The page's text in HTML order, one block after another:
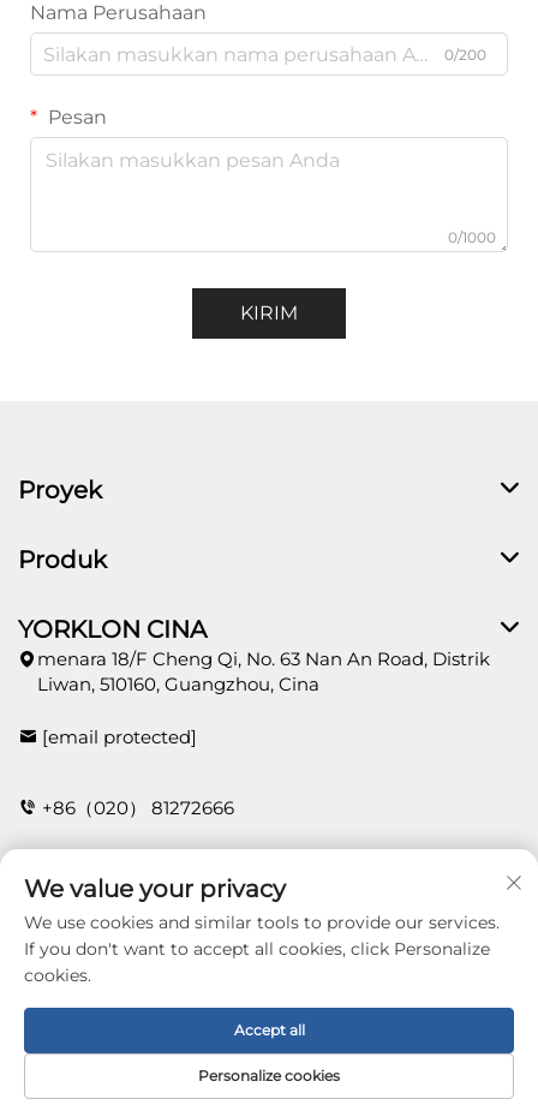
Nama Perusahaan
0/200
Pesan
0/1000
KIRIM
Proyek
Produk
YORKLON CINA
menara 18/F Cheng Qi, No. 63 Nan An Road, Distrik
Liwan, 510160, Guangzhou, Cina
[email protected]
+86（020） 81272666
HUBUNGI
Copyright © 2026 Guangzhou Yorklon Wallcoverings
Limited. All right reserved -
We value your privacy
We use cookies and similar tools to provide our services.
If you don't want to accept all cookies, click Personalize
cookies.
Personalize cookies
Accept all